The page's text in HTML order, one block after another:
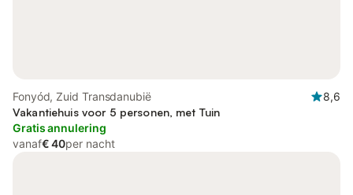
Fonyód, Zuid Transdanubië
8,6
Vakantiehuis voor 5 personen, met Tuin
Gratis annulering
vanaf€ 40per nacht